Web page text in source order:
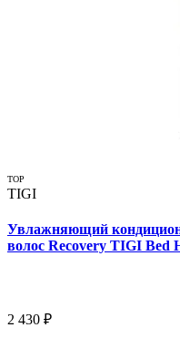
TOP
TIGI
Увлажняющий
волос Recovery TIGI Bed
2 430 ₽